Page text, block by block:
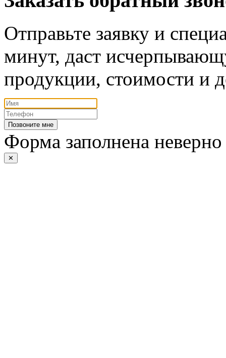
Отправьте заявку и
минут, даст
продукции, стоимости и
Позвоните мне
Форма заполнена неверно
✕